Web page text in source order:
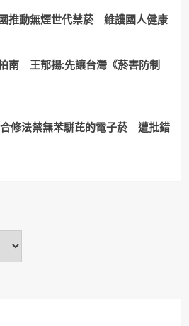
推動無煙世代禁菸 維護國人健康
南 王郁揚:先讓台灣《菸害防制
修法禁無苯駢芘的電子菸 遭批錯